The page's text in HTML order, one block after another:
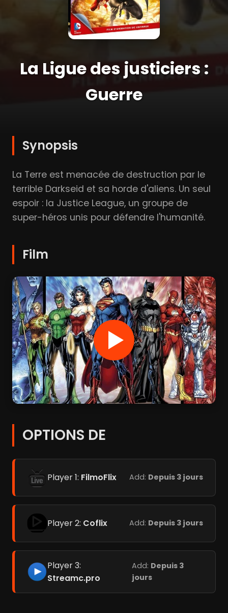
La Ligue des justiciers :
Guerre
Synopsis
La Terre est menacée de destruction par le
terrible Darkseid et sa horde d'aliens. Un seul
espoir : la Justice League, un groupe de
super-héros unis pour défendre l'humanité.
Film
OPTIONS DE
Player 1: FilmoFlix Add: Depuis 3 jours
Player 2: Coflix Add: Depuis 3 jours
Player 3:
Streamc.pro
Add: Depuis 3
jours